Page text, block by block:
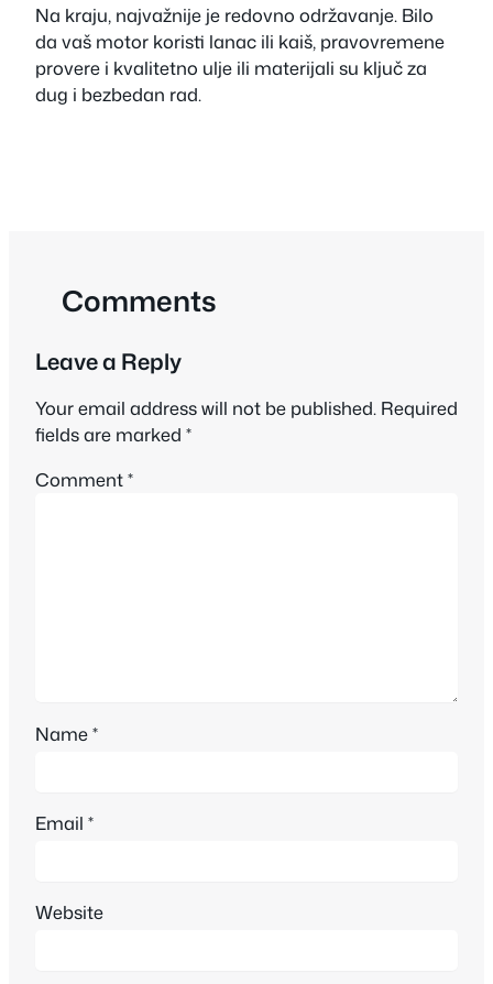
Na kraju, najvažnije je redovno održavanje. Bilo
da vaš motor koristi lanac ili kaiš, pravovremene
provere i kvalitetno ulje ili materijali su ključ za
dug i bezbedan rad.
Comments
Leave a Reply
Your email address will not be published. Required
fields are marked *
Comment*
Name*
Email *
Website